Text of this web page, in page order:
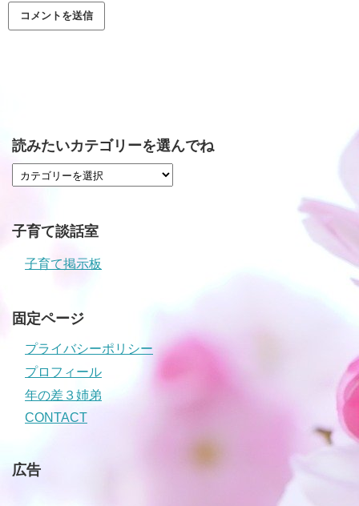
読みたいカテゴリーを選んでね
子育て談話室
子育て掲示板
固定ページ
プライバシーポリシー
プロフィール
年の差３姉弟
CONTACT
広告